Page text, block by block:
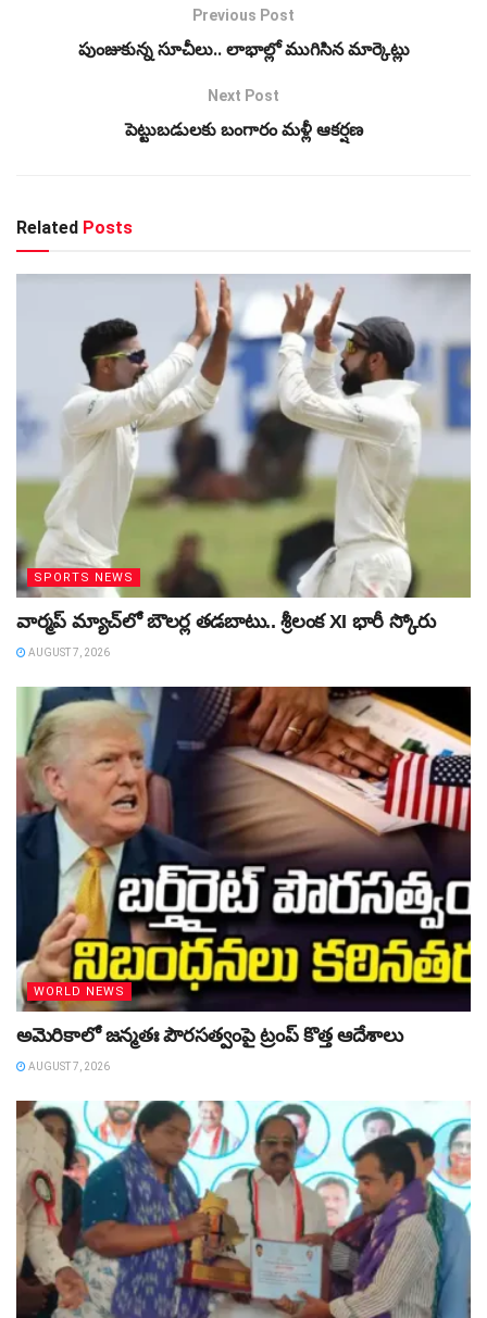
Previous Post
పుంజుకున్న సూచీలు.. లాభాల్లో ముగిసిన మార్కెట్లు
Next Post
పెట్టుబడులకు బంగారం మళ్లీ ఆకర్షణ
Related Posts
SPORTS NEWS
వార్మప్‌ మ్యాచ్‌లో బౌలర్ల తడబాటు.. శ్రీలంక XI భారీ స్కోరు
AUGUST 7, 2026
WORLD NEWS
అమెరికాలో జన్మతః పౌరసత్వంపై ట్రంప్‌ కొత్త ఆదేశాలు
AUGUST 7, 2026